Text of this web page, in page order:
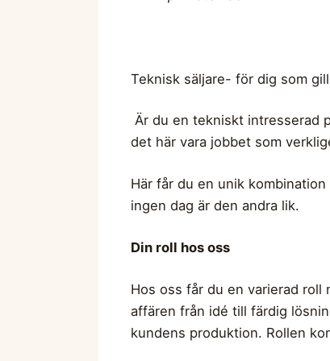
Teknisk säljare- för dig som
Är du en tekniskt intresserad
det här vara jobbet som
Här får du en unik
ingen dag är den andra lik.
Din roll hos oss
Hos oss får du en varierad
affären från idé till färdig
kundens produktion. Rollen